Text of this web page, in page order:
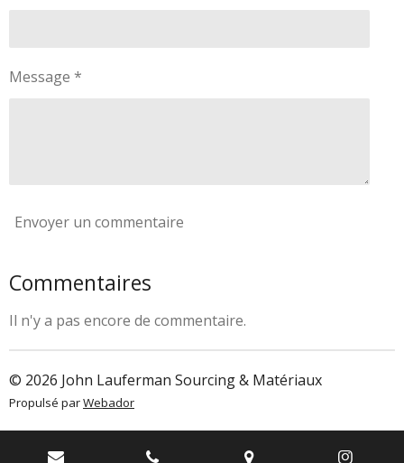
Message *
Envoyer un commentaire
Commentaires
Il n'y a pas encore de commentaire.
© 2026 John Lauferman Sourcing & Matériaux
Propulsé parWebador